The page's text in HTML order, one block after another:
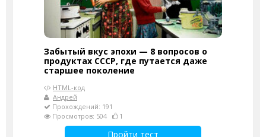
Забытый вкус эпохи — 8 вопросов о
продуктах СССР, где путается даже
старшее поколение
HTML-код
Андрей
Прохождений: 191
Просмотров: 504
1
Пройти тест